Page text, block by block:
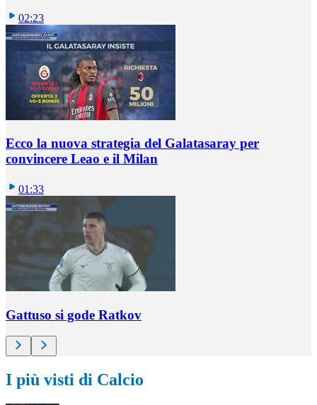
02:23
Ecco la nuova strategia del Galatasaray per
convincere Leao e il Milan
01:33
Gattuso si gode Ratkov
I più visti di Calcio